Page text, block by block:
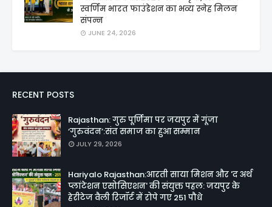
स्वर्णिम भारत फाउंडेशन का भव्य स्नेह मिलन
संपन्न
JUNE 24, 2026
RECENT POSTS
Rajasthan: गुरु पूर्णिमा पर जयपुर में गूंजा
‘गुरुवंदन’:संत समाज का हुआ सम्मान
JULY 29, 2026
Hariyalo Rajasthan:आरती साया मिशन और 'द अर्थ
प्लांटेशन एसोसिएशन' की संयुक्त पहल: जयपुर के
हेरीटेज वैली रिजॉर्ट में रोपे गए 251 पौधे